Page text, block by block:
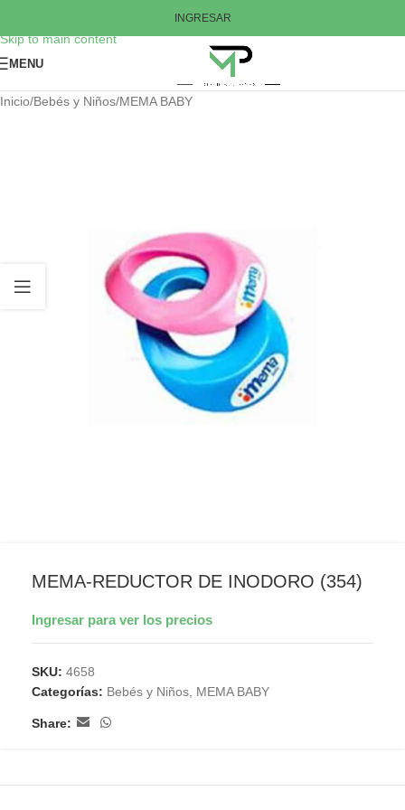
Skip to main content
INGRESAR
MENU
Inicio/Bebés y Niños/MEMA BABY
MEMA-REDUCTOR DE INODORO (354)
Ingresar para ver los precios
SKU: 4658
Categorías: Bebés y Niños MEMA BABY
Share: